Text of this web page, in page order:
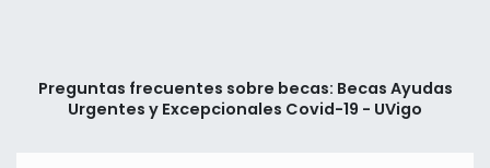
Preguntas frecuentes sobre becas: Becas Ayudas
Urgentes y Excepcionales Covid-19 - UVigo